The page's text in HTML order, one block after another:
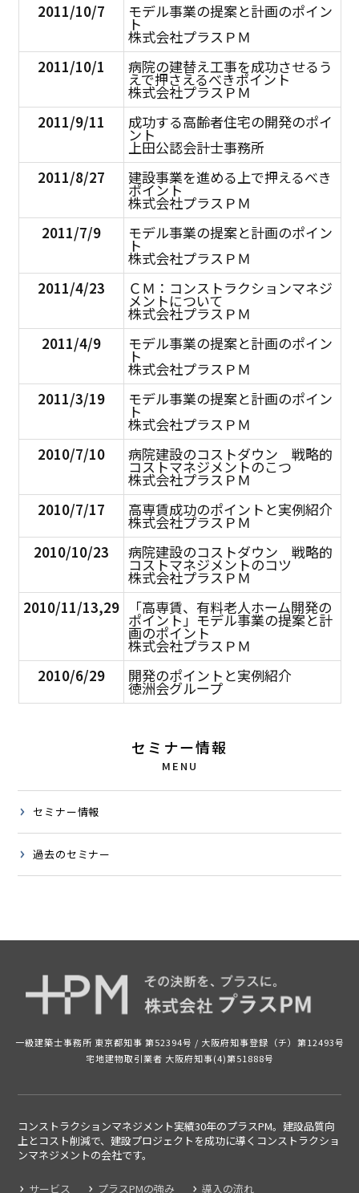
2011/10/7
モデル事業の提案と計画のポイン
ト
株式会社プラスＰＭ
2011/10/1
病院の建替え工事を成功させるう
えで押さえるべきポイント
株式会社プラスＰＭ
2011/9/11
成功する高齢者住宅の開発のポイ
ント
上田公認会計士事務所
2011/8/27
建設事業を進める上で押えるべき
ポイント
株式会社プラスＰＭ
2011/7/9
モデル事業の提案と計画のポイン
ト
株式会社プラスＰＭ
2011/4/23
ＣＭ：コンストラクションマネジ
メントについて
株式会社プラスＰＭ
2011/4/9
モデル事業の提案と計画のポイン
ト
株式会社プラスＰＭ
2011/3/19
モデル事業の提案と計画のポイン
ト
株式会社プラスＰＭ
2010/7/10
病院建設のコストダウン 戦略的
コストマネジメントのこつ
株式会社プラスＰＭ
2010/7/17
高専賃成功のポイントと実例紹介
株式会社プラスＰＭ
2010/10/23
病院建設のコストダウン 戦略的
コストマネジメントのコツ
株式会社プラスＰＭ
2010/11/13,29
「高専賃、有料老人ホーム開発の
ポイント」モデル事業の提案と計
画のポイント
株式会社プラスＰＭ
2010/6/29
開発のポイントと実例紹介
徳洲会グループ
セミナー情報
MENU
セミナー情報
過去のセミナー
一級建築士事務所 東京都知事 第52394号 / 大阪府知事登録（チ）第12493号
宅地建物取引業者 大阪府知事(4)第51888号
コンストラクションマネジメント実績30年のプラスPM。建設品質向
上とコスト削減で、建設プロジェクトを成功に導くコンストラクショ
ンマネジメントの会社です。
サービス プラスPMの強み 導入の流れ